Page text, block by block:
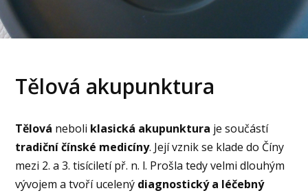
Tělová akupunktura
Tělová neboli klasická akupunktura je součástí
tradiční čínské medicíny. Její vznik se klade do Číny
mezi 2. a 3. tisíciletí př. n. l. Prošla tedy velmi dlouhým
vývojem a tvoří ucelený diagnostický a léčebný